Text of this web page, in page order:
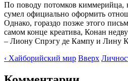
По поводу потомков киммерийца,
сумел официально оформить
Однако, гораздо позже этого
самом конце креатива, Конан
– Лиону Спрэгу де Кампу и Лину
‹ Хайборийский мир Вверх